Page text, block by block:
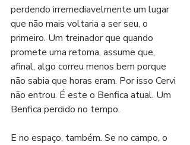
perdendo irremediavelmente um lugar
que não mais voltaria a ser seu, o
primeiro. Um treinador que quando
promete uma retoma, assume que,
afinal, algo correu menos bem porque
não sabia que horas eram. Por isso Cervi
não entrou. É este o Benfica atual. Um
Benfica perdido no tempo.
E no espaço, também. Se no campo, o